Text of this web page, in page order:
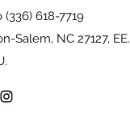
618-7719
Salem, NC 27127, EE.